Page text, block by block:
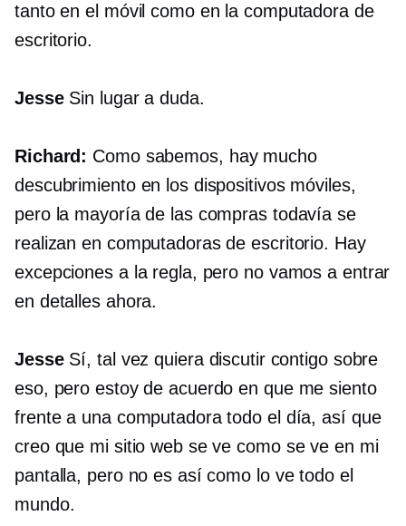
tanto en el móvil como en la computadora de
escritorio.
JesseSin lugar a duda.
Richard: Como sabemos, hay mucho
descubrimiento en los dispositivos móviles,
pero la mayoría de las compras todavía se
realizan en computadoras de escritorio. Hay
excepciones a la regla, pero no vamos a entrar
en detalles ahora.
JesseSí, tal vez quiera discutir contigo sobre
eso, pero estoy de acuerdo en que me siento
frente a una computadora todo el día, así que
creo que mi sitio web se ve como se ve en mi
pantalla, pero no es así como lo ve todo el
mundo.